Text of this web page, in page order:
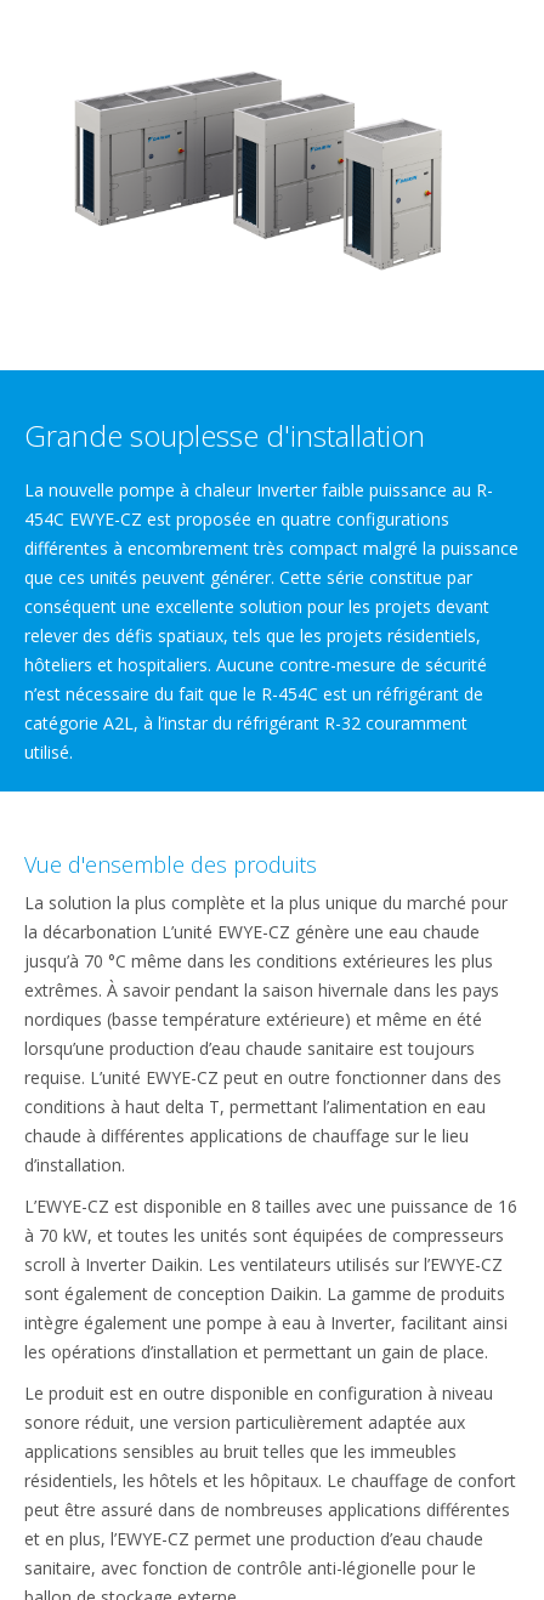
Grande souplesse d'installation
La nouvelle pompe à chaleur Inverter faible puissance au R-
454C EWYE-CZ est proposée en quatre configurations
différentes à encombrement très compact malgré la puissance
que ces unités peuvent générer. Cette série constitue par
conséquent une excellente solution pour les projets devant
relever des défis spatiaux, tels que les projets résidentiels,
hôteliers et hospitaliers. Aucune contre-mesure de sécurité
n’est nécessaire du fait que le R-454C est un réfrigérant de
catégorie A2L, à l’instar du réfrigérant R-32 couramment
utilisé.
Vue d'ensemble des produits
La solution la plus complète et la plus unique du marché pour
la décarbonation L’unité EWYE-CZ génère une eau chaude
jusqu’à 70 °C même dans les conditions extérieures les plus
extrêmes. À savoir pendant la saison hivernale dans les pays
nordiques (basse température extérieure) et même en été
lorsqu’une production d’eau chaude sanitaire est toujours
requise. L’unité EWYE-CZ peut en outre fonctionner dans des
conditions à haut delta T, permettant l’alimentation en eau
chaude à différentes applications de chauffage sur le lieu
d’installation.
L’EWYE-CZ est disponible en 8 tailles avec une puissance de 16
à 70 kW, et toutes les unités sont équipées de compresseurs
scroll à Inverter Daikin. Les ventilateurs utilisés sur l’EWYE-CZ
sont également de conception Daikin. La gamme de produits
intègre également une pompe à eau à Inverter, facilitant ainsi
les opérations d’installation et permettant un gain de place.
Le produit est en outre disponible en configuration à niveau
sonore réduit, une version particulièrement adaptée aux
applications sensibles au bruit telles que les immeubles
résidentiels, les hôtels et les hôpitaux. Le chauffage de confort
peut être assuré dans de nombreuses applications différentes
et en plus, l’EWYE-CZ permet une production d’eau chaude
sanitaire, avec fonction de contrôle anti-légionelle pour le